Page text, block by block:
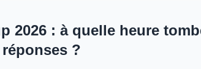
2026 : à quelle heure
?